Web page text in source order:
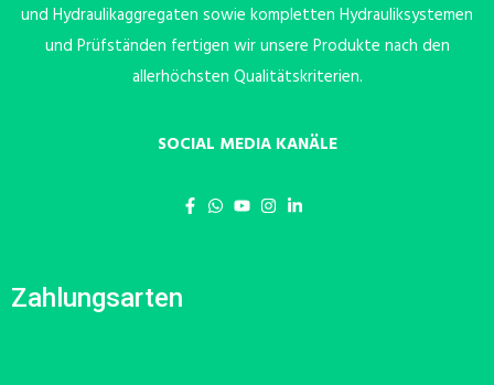
und Hydraulikaggregaten sowie kompletten Hydrauliksystemen
und Prüfständen fertigen wir unsere Produkte nach den
allerhöchsten Qualitätskriterien.
SOCIAL MEDIA KANÄLE
Zahlungsarten